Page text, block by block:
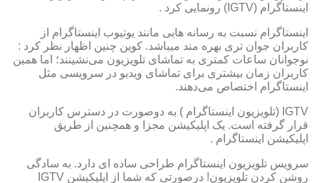
اینستاگرام (IGTV) رونمایی کرد .
اینستاگرام نسبت به رسانه هایی مانند یوتیوب اینستاگرام از
کاربران جوان تری بهره مند میباشد. کوین چنین اظهار نظر کرد :
نوجوانان ساعات کمتری به تماشای تلویزیون می‌نشینند؛ اما همین
کاربران زمان بیشتری برای تماشای ویدیو در سرویسی مثل
اینستاگرام اختصاص می‌دهند.
IGTV (تلویزیون اینستاگرام ) به دوصورت در دسترس کاربران
قرار گرفته است. یک اپلیکیشن مجزا و همچنین از طریق
اپلیکیشن اینستاگرام .
سرویس تلویزیون اینستاگرام طراحی ساده ای دارد. به سادگی